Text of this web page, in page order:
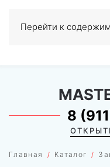
Перейти к
0
Главная Каталог
8